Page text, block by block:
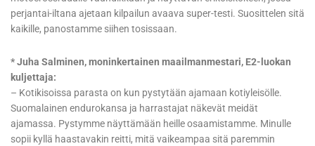
perjantai-iltana ajetaan kilpailun avaava super-testi. Suosittelen sitä
kaikille, panostamme siihen tosissaan.
* Juha Salminen, moninkertainen maailmanmestari, E2-luokan
kuljettaja:
– Kotikisoissa parasta on kun pystytään ajamaan kotiyleisölle.
Suomalainen endurokansa ja harrastajat näkevät meidät
ajamassa. Pystymme näyttämään heille osaamistamme. Minulle
sopii kyllä haastavakin reitti, mitä vaikeampaa sitä paremmin